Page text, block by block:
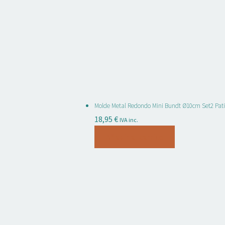
Molde Metal Redondo Mini Bundt Ø10cm Set2
18,95€ IVA inc.